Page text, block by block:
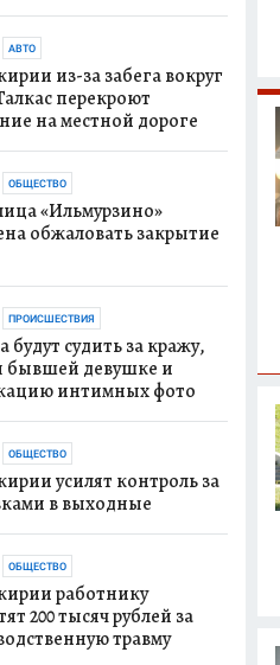
АВТО
из-за забега вокруг
перекроют
на местной дороге
ОБЩЕСТВО
«Ильмурзино»
обжаловать закрытие
ПРОИСШЕСТВИЯ
будут судить за кражу,
бывшей девушке и
интимных фото
ОБЩЕСТВО
усилят контроль за
в выходные
ОБЩЕСТВО
работнику
200 тысяч рублей за
травму